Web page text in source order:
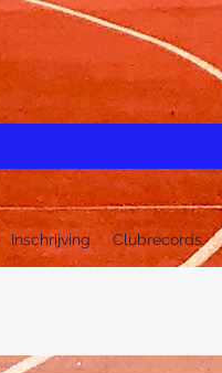
Inschrijving Clubrecords